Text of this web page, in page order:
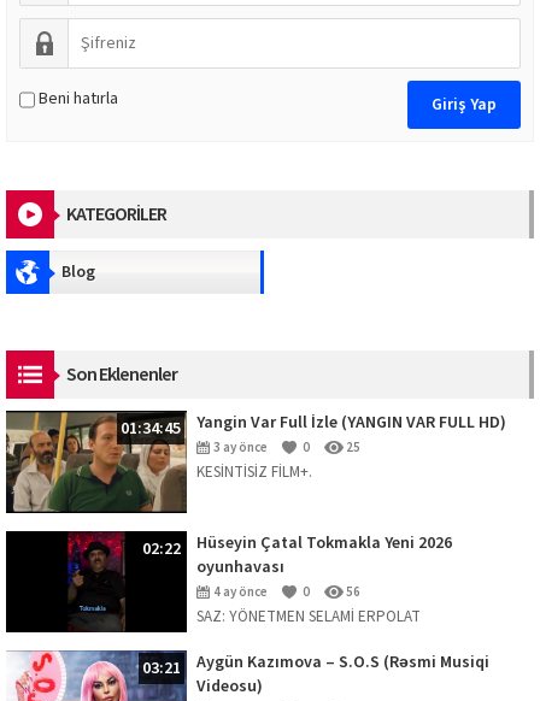
Beni hatırla
KATEGORİLER
Blog
Son Eklenenler
01:34:45 Yangin Var Full İzle (YANGIN VAR FULL HD)
3 ay önce 0 25
KESİNTİSİZ FİLM+.
02:22
Hüseyin Çatal Tokmakla Yeni 2026
oyunhavası
4 ay önce 0 56
SAZ: YÖNETMEN SELAMİ ERPOLAT
03:21
Aygün Kazımova – S.O.S (Rəsmi Musiqi
Videosu)